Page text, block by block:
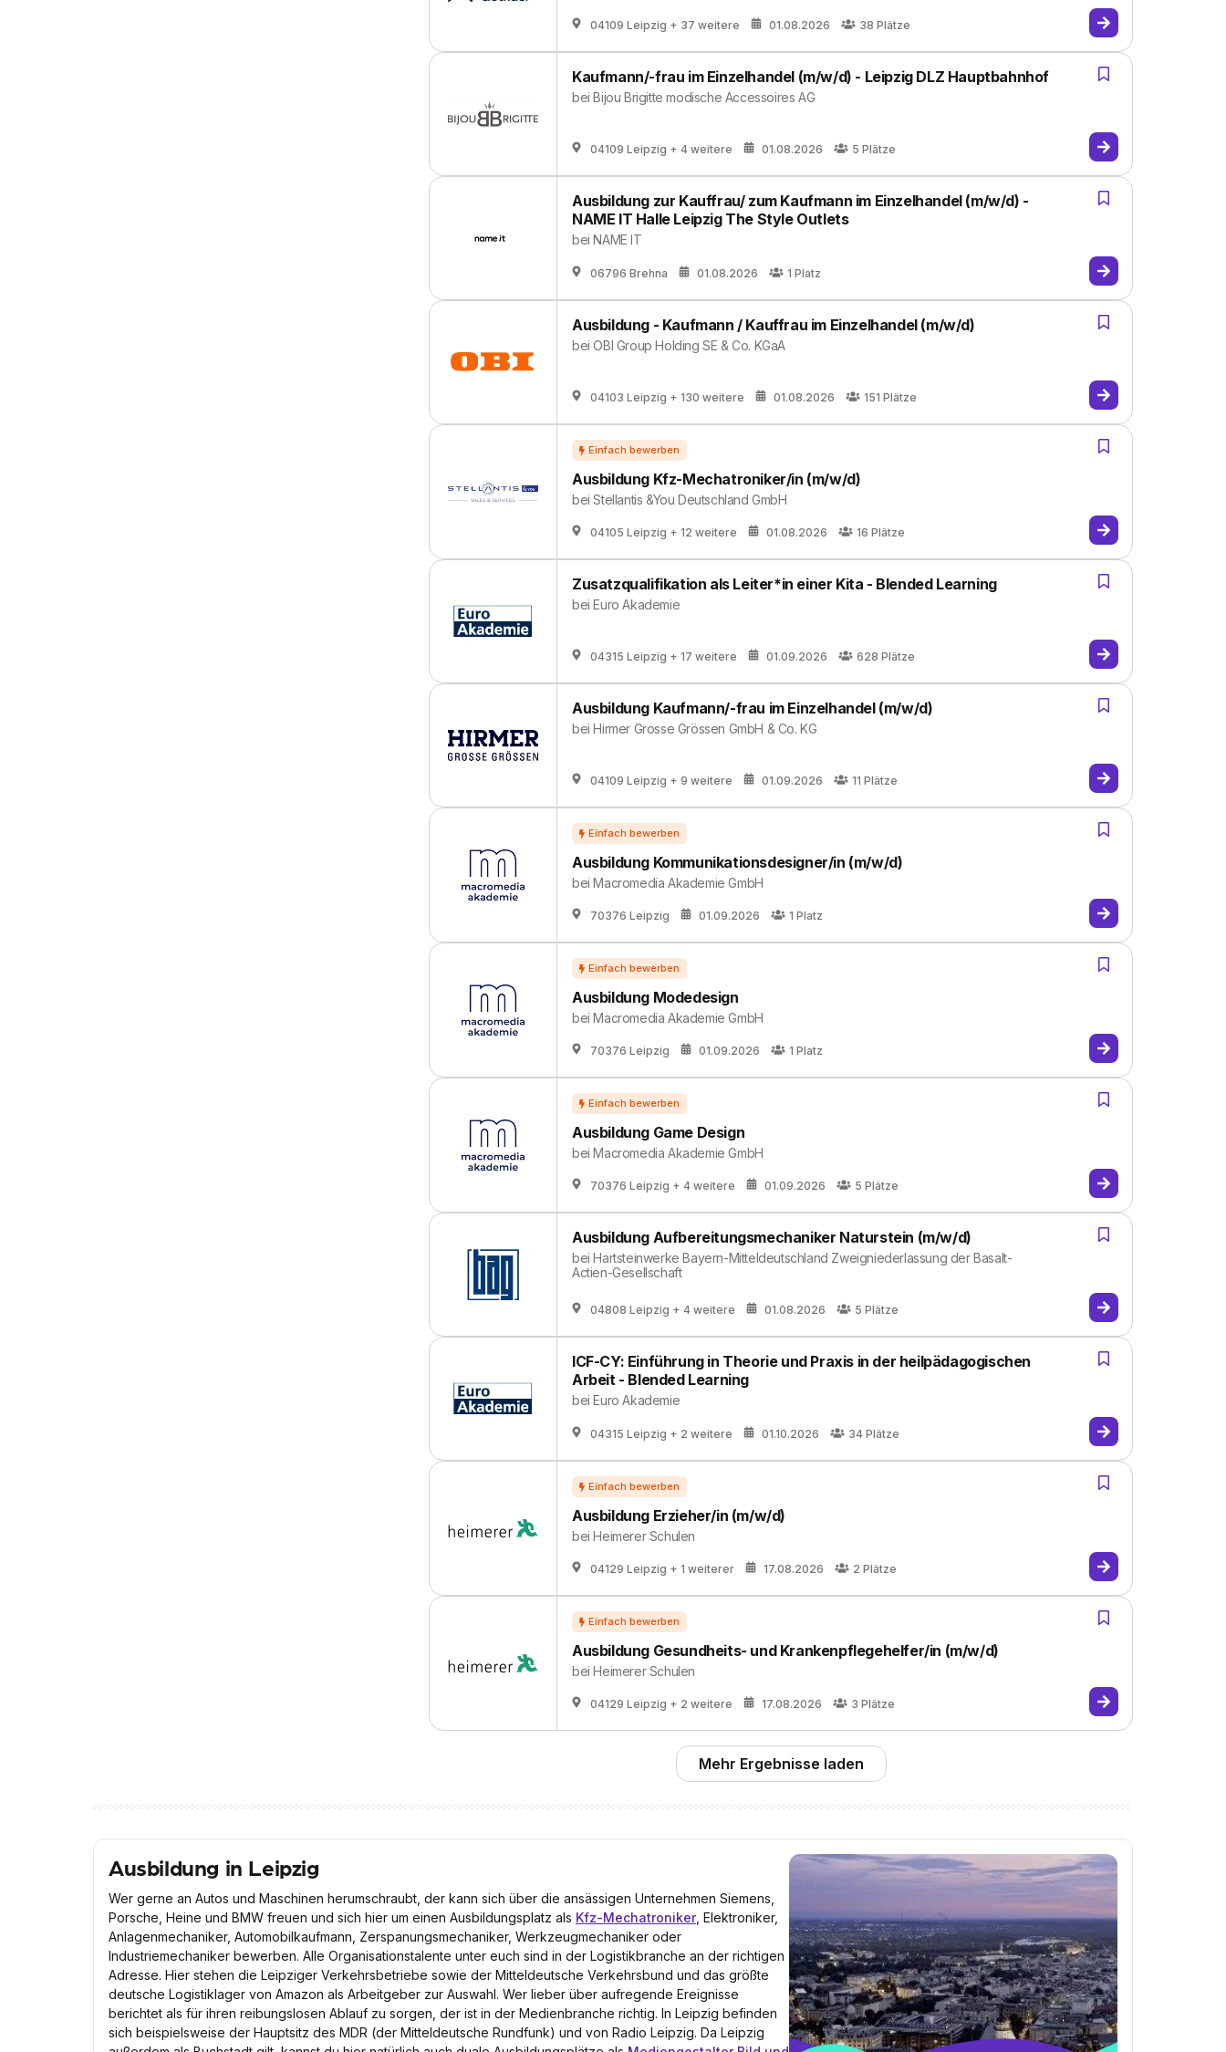
04109 Leipzig + 37 weitere 01.08.2026 38 Plätze
Kaufmann/-frau im Einzelhandel (m/w/d) - Leipzig DLZ Hauptbahnhof
beiBijou Brigitte modische Accessoires AG
04109 Leipzig + 4 weitere 01.08.2026 5 Plätze
Ausbildung zur Kauffrau/ zum Kaufmann im Einzelhandel (m/w/d) -
NAME IT Halle Leipzig The Style Outlets
beiNAME IT
06796 Brehna 01.08.2026 1 Platz
Ausbildung - Kaufmann / Kauffrau im Einzelhandel (m/w/d)
beiOBI Group Holding SE & Co. KGaA
04103 Leipzig + 130 weitere 01.08.2026 151 Plätze
Ausbildung Kfz-Mechatroniker/in (m/w/d)
beiStellantis &You Deutschland GmbH
04105 Leipzig + 12 weitere 01.08.2026 16 Plätze
Zusatzqualifikation als Leiter*in einer Kita - Blended Learning
beiEuro Akademie
04315 Leipzig + 17 weitere 01.09.2026 628 Plätze
Ausbildung Kaufmann/-frau im Einzelhandel (m/w/d)
beiHirmer Grosse Grössen GmbH & Co. KG
04109 Leipzig + 9 weitere 01.09.2026 11 Plätze
Ausbildung Kommunikationsdesigner/in (m/w/d)
beiMacromedia Akademie GmbH
70376 Leipzig 01.09.2026 1 Platz
Ausbildung Modedesign
beiMacromedia Akademie GmbH
70376 Leipzig 01.09.2026 1 Platz
Ausbildung Game Design
beiMacromedia Akademie GmbH
70376 Leipzig + 4 weitere 01.09.2026 5 Plätze
Ausbildung Aufbereitungsmechaniker Naturstein (m/w/d)
beiHartsteinwerke Bayern-Mitteldeutschland Zweigniederlassung der Basalt-
Actien-Gesellschaft
04808 Leipzig + 4 weitere 01.08.2026 5 Plätze
ICF-CY: Einführung in Theorie und Praxis in der heilpädagogischen
Arbeit - Blended Learning
beiEuro Akademie
04315 Leipzig + 2 weitere 01.10.2026 34 Plätze
Ausbildung Erzieher/in (m/w/d)
beiHeimerer Schulen
04129 Leipzig + 1 weiterer 17.08.2026 2 Plätze
Ausbildung Gesundheits- und Krankenpflegehelfer/in (m/w/d)
beiHeimerer Schulen
04129 Leipzig + 2 weitere 17.08.2026 3 Plätze
Mehr Ergebnisse laden
Ausbildung in Leipzig
Wer gerne an Autos und Maschinen herumschraubt, der kann sich über die ansässigen Unternehmen Siemens,
Porsche, Heine und BMW freuen und sich hier um einen Ausbildungsplatz als Kfz-Mechatroniker, Elektroniker,
Anlagenmechaniker, Automobilkaufmann, Zerspanungsmechaniker, Werkzeugmechaniker oder
Industriemechaniker bewerben. Alle Organisationstalente unter euch sind in der Logistikbranche an der richtigen
Adresse. Hier stehen die Leipziger Verkehrsbetriebe sowie der Mitteldeutsche Verkehrsbund und das größte
deutsche Logistiklager von Amazon als Arbeitgeber zur Auswahl. Wer lieber über aufregende Ereignisse
berichtet als für ihren reibungslosen Ablauf zu sorgen, der ist in der Medienbranche richtig. In Leipzig befinden
sich beispielsweise der Hauptsitz des MDR (der Mitteldeutsche Rundfunk) und von Radio Leipzig. Da Leipzig